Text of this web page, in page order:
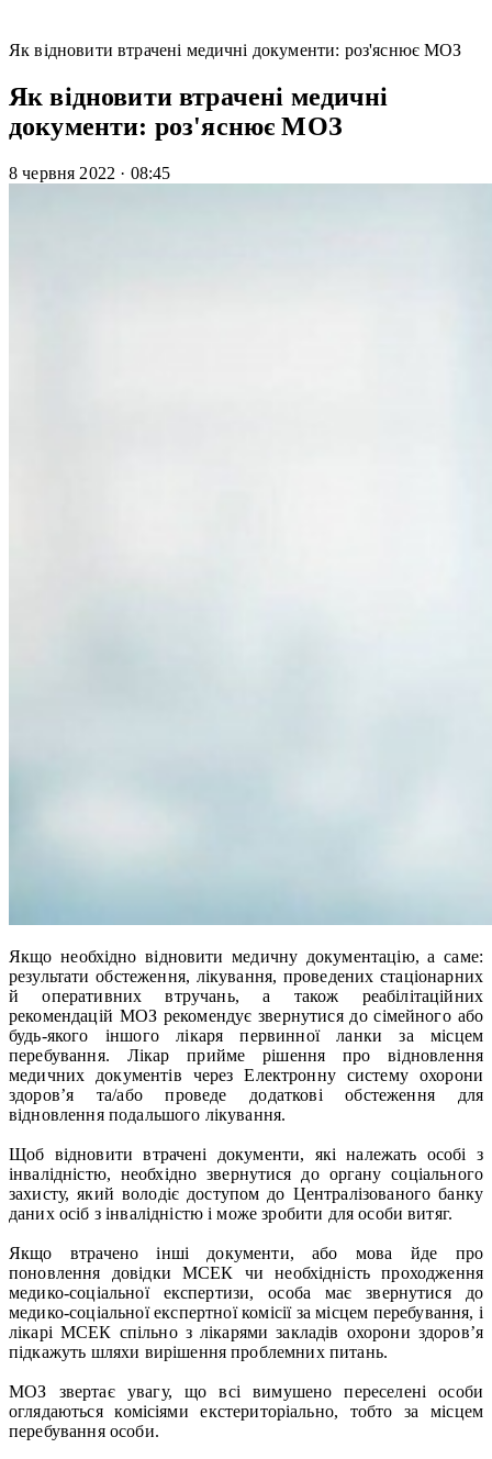
Як відновити втрачені медичні документи: роз'яснює МОЗ
Як відновити втрачені медичні
документи: роз'яснює МОЗ
8 червня 2022 · 08:45
Якщо необхідно відновити медичну документацію, а саме:
результати обстеження, лікування, проведених стаціонарних
й оперативних втручань, а також реабілітаційних
рекомендацій МОЗ рекомендує звернутися до сімейного або
будь-якого іншого лікаря первинної ланки за місцем
перебування. Лікар прийме рішення про відновлення
медичних документів через Електронну систему охорони
здоров’я та/або проведе додаткові обстеження для
відновлення подальшого лікування.
Щоб відновити втрачені документи, які належать особі з
інвалідністю, необхідно звернутися до органу соціального
захисту, який володіє доступом до Централізованого банку
даних осіб з інвалідністю і може зробити для особи витяг.
Якщо втрачено інші документи, або мова йде про
поновлення довідки МСЕК чи необхідність проходження
медико-соціальної експертизи, особа має звернутися до
медико-соціальної експертної комісії за місцем перебування, і
лікарі МСЕК спільно з лікарями закладів охорони здоров’я
підкажуть шляхи вирішення проблемних питань.
МОЗ звертає увагу, що всі вимушено переселені особи
оглядаються комісіями екстериторіально, тобто за місцем
перебування особи.